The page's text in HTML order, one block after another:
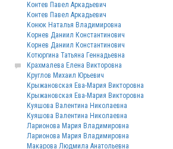
Контев Павел Аркадьевич
Контев Павел Аркадьевич
Конюк Наталья Владимировна
Корнев Даниил Константинович
Корнев Даниил Константинович
Котюргина Татьяна Геннадьевна
Крахмалева Елена Викторовна
Круглов Михаил Юрьевич
Крыжановская Ева-Мария Викторовна
Крыжановская Ева-Мария Викторовна
Куяшова Валентина Николаевна
Куяшова Валентина Николаевна
Ларионова Мария Владимировна
Ларионова Мария Владимировна
Макарова Людмила Анатольевна